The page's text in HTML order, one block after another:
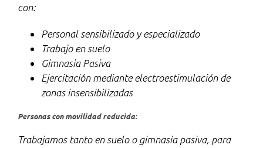
con:
Personal sensibilizado y especializado
Trabajo en suelo
Gimnasia Pasiva
Ejercitación mediante electroestimulación de
zonas insensibilizadas
Personas con movilidad reducida:
Trabajamos tanto en suelo o gimnasia pasiva, para